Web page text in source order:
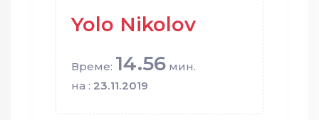
Yolo Nikolov
Време: 14.56 мин.
на : 23.11.2019